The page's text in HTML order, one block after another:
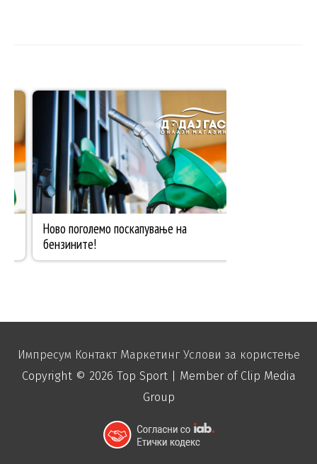
Импресум Контакт Маркетинг Услови за користење
Copyright © 2026 Top Sport| Member of Clip Media
Group